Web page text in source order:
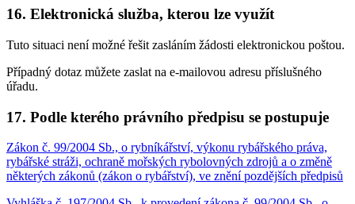
16. Elektronická služba, kterou lze využít
Tuto situaci není možné řešit zasláním žádosti elektronickou poštou.
Případný dotaz můžete zaslat na e-mailovou adresu příslušného
úřadu.
17. Podle kterého právního předpisu se postupuje
Zákon č. 99/2004 Sb., o rybníkářství, výkonu rybářského práva,
rybářské stráži, ochraně mořských rybolovných zdrojů a o změně
některých zákonů (zákon o rybářství), ve znění pozdějších předpisů